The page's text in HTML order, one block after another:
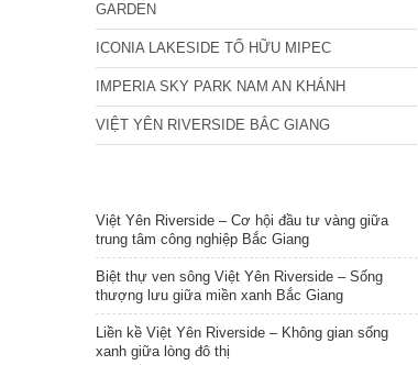
GARDEN
ICONIA LAKESIDE TỐ HỮU MIPEC
IMPERIA SKY PARK NAM AN KHÁNH
VIỆT YÊN RIVERSIDE BẮC GIANG
Việt Yên Riverside – Cơ hội đầu tư vàng giữa
trung tâm công nghiệp Bắc Giang
Biệt thự ven sông Việt Yên Riverside – Sống
thượng lưu giữa miền xanh Bắc Giang
Liền kề Việt Yên Riverside – Không gian sống
xanh giữa lòng đô thị